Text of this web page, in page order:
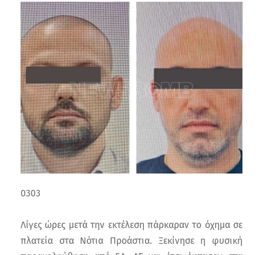
0303
Λίγες ώρες μετά την εκτέλεση πάρκαραν το όχημα σε
πλατεία στα Νότια Προάστια. Ξεκίνησε η φυσική